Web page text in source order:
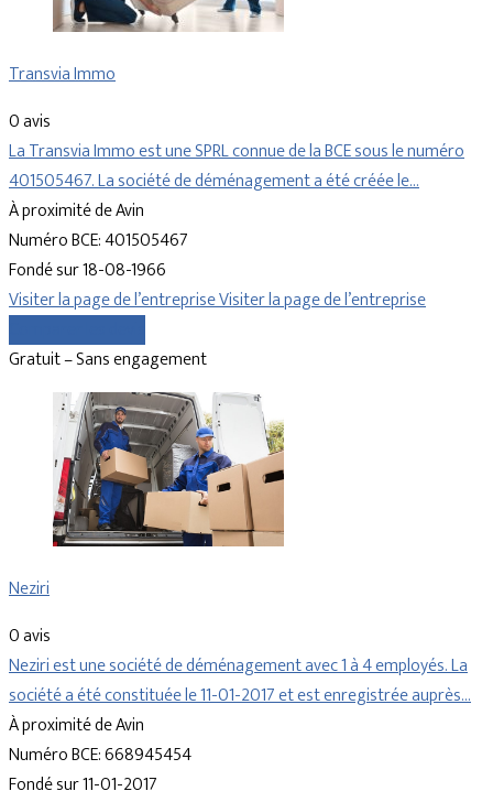
Transvia Immo
0 avis
La Transvia Immo est une SPRL connue de la BCE sous le numéro
401505467. La société de déménagement a été créée le…
À proximité de Avin
Numéro BCE: 401505467
Fondé sur 18-08-1966
Visiter la page de l’entrepriseVisiter la page de l’entreprise
Gratuit – Sans engagement
Neziri
0 avis
Neziri est une société de déménagement avec 1 à 4 employés. La
société a été constituée le 11-01-2017 et est enregistrée auprès…
À proximité de Avin
Numéro BCE: 668945454
Fondé sur 11-01-2017